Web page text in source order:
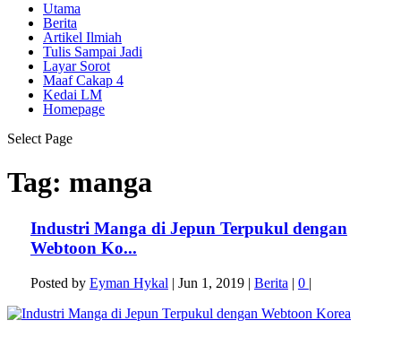
Utama
Berita
Artikel Ilmiah
Tulis Sampai Jadi
Layar Sorot
Maaf Cakap 4
Kedai LM
Homepage
Select Page
Tag: manga
Industri Manga di Jepun Terpukul dengan
Webtoon Ko...
Posted by Eyman Hykal | Jun 1, 2019| Berita | 0 |